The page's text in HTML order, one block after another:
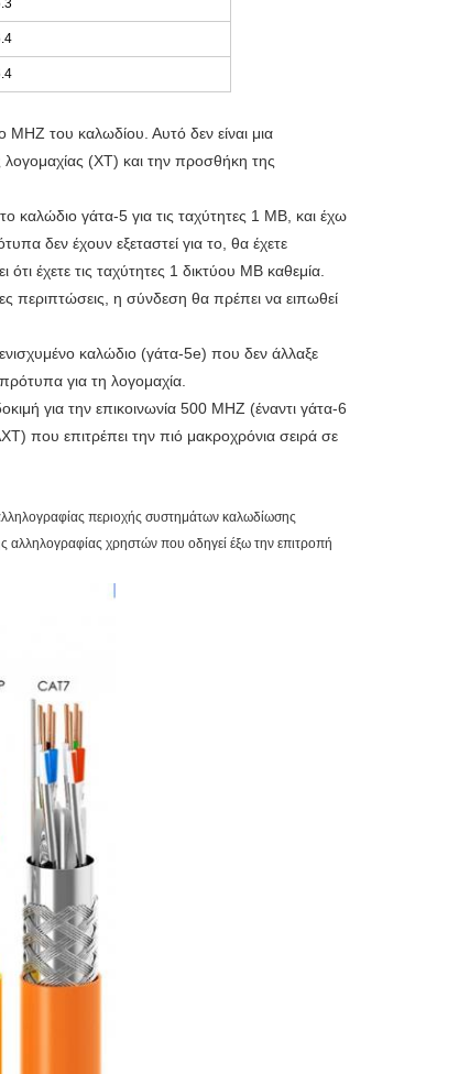
MHZ του καλωδίου. Αυτό δεν είναι μια
λογομαχίας (XT) και την προσθήκη της
καλώδιο γάτα-5 για τις ταχύτητες 1 ΜΒ, και έχω
δεν έχουν εξεταστεί για το, θα έχετε
έχετε τις ταχύτητες 1 δικτύου ΜΒ καθεμία.
περιπτώσεις, η σύνδεση θα πρέπει να ειπωθεί
καλώδιο (γάτα-5e) που δεν άλλαξε
για τη λογομαχία.
για την επικοινωνία 500 MHZ (έναντι γάτα-6
που επιτρέπει την πιό μακροχρόνια σειρά σε
περιοχής συστημάτων καλωδίωσης
χρηστών που οδηγεί έξω την επιτροπή